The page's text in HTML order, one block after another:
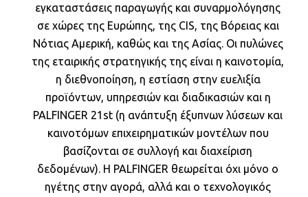
εγκαταστάσεις παραγωγής και συναρμολόγησης
σε χώρες της Ευρώπης, της CIS, της Βόρειας και
Νότιας Αμερική, καθώς και της Ασίας. Οι πυλώνες
της εταιρικής στρατηγικής της είναι η καινοτομία,
η διεθνοποίηση, η εστίαση στην ευελιξία
προϊόντων, υπηρεσιών και διαδικασιών και η
PALFINGER 21st (η ανάπτυξη έξυπνων λύσεων και
καινοτόμων επιχειρηματικών μοντέλων που
βασίζονται σε συλλογή και διαχείριση
δεδομένων). Η PALFINGER θεωρείται όχι μόνο o
ηγέτης στην αγορά, αλλά και ο τεχνολογικός